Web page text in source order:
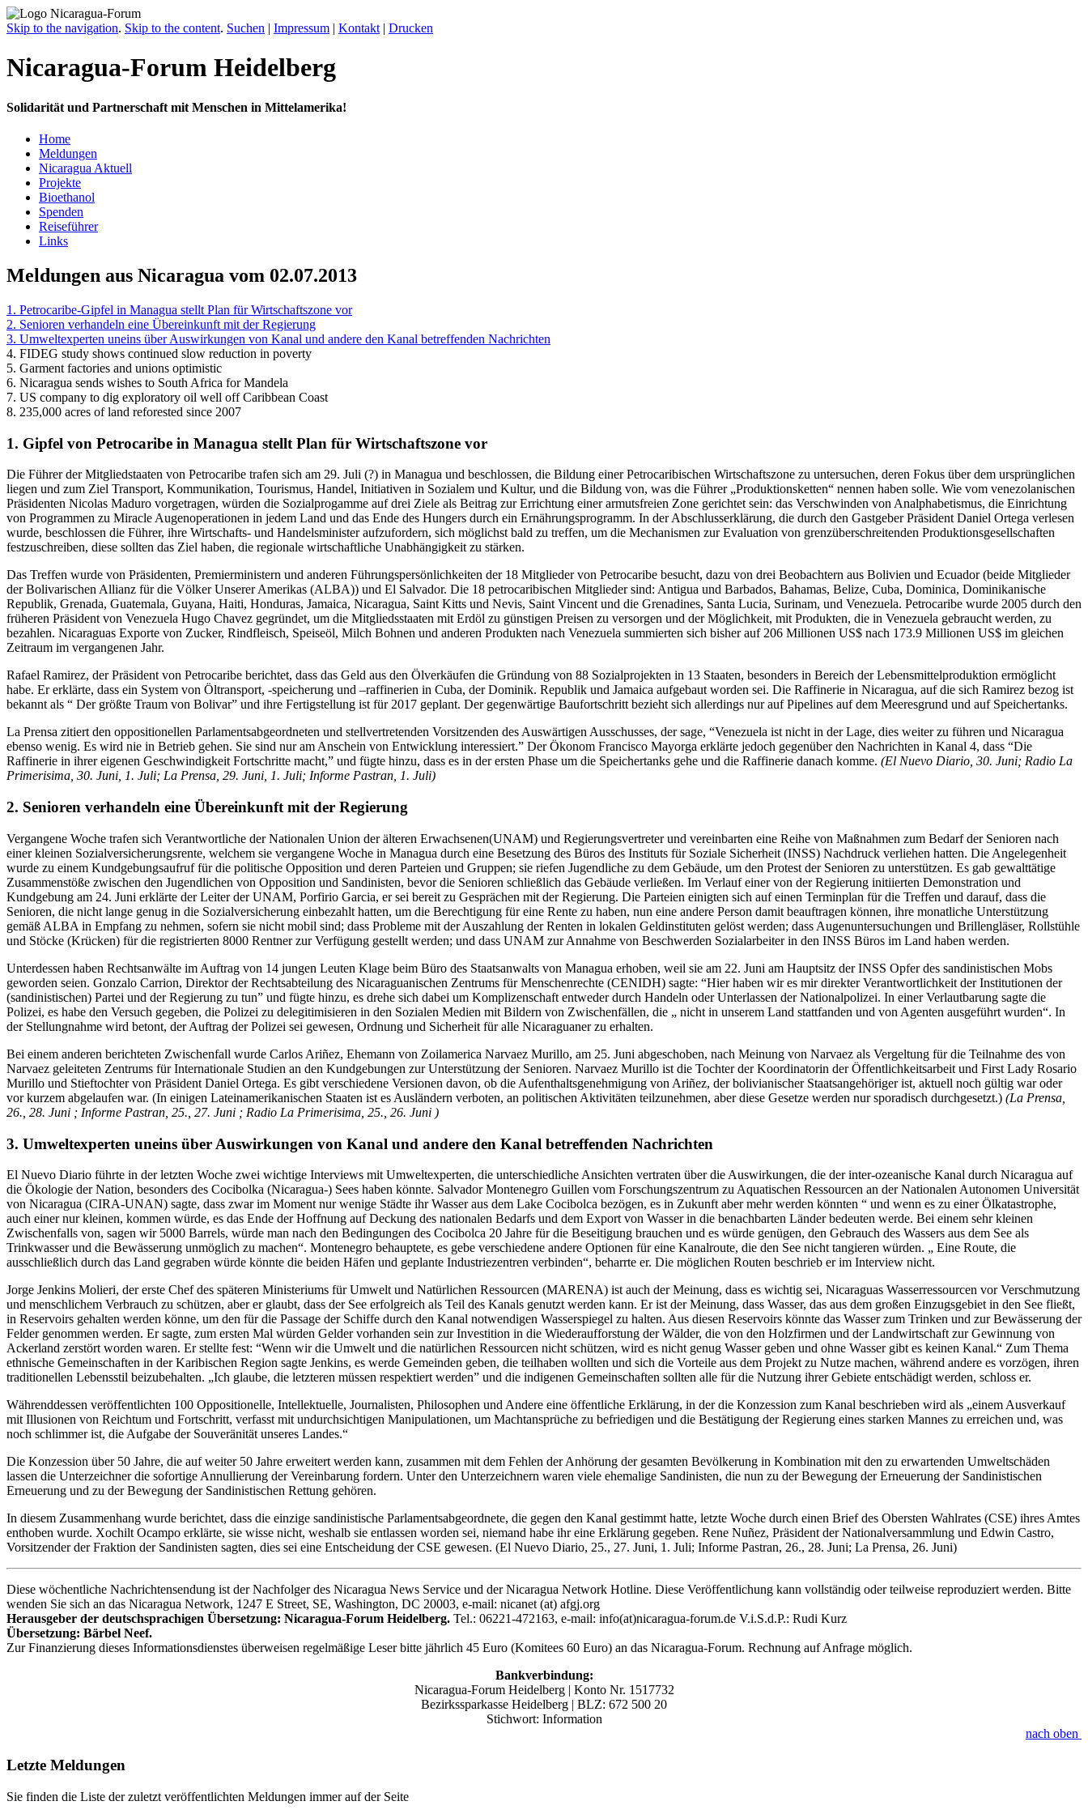
Skip to the navigation. Skip to the content. Suchen | Impressum | Kontakt | Drucken
Nicaragua-Forum Heidelberg
Solidarität und Partnerschaft mit Menschen in Mittelamerika!
Home
Meldungen
Nicaragua Aktuell
Projekte
Bioethanol
Spenden
Reiseführer
Links
Meldungen aus Nicaragua vom 02.07.2013
1. Petrocaribe-Gipfel in Managua stellt Plan für Wirtschaftszone vor
2. Senioren verhandeln eine Übereinkunft mit der Regierung
3. Umweltexperten uneins über Auswirkungen von Kanal und andere den Kanal betreffenden Nachrichten
4. FIDEG study shows continued slow reduction in poverty
5. Garment factories and unions optimistic
6. Nicaragua sends wishes to South Africa for Mandela
7. US company to dig exploratory oil well off Caribbean Coast
8. 235,000 acres of land reforested since 2007
1. Gipfel von Petrocaribe in Managua stellt Plan für Wirtschaftszone vor
Die Führer der Mitgliedstaaten von Petrocaribe trafen sich am 29. Juli (?) in Managua und beschlossen, die Bildung einer Petrocaribischen Wirtschaftszone zu untersuchen, deren Fokus über dem ursprünglichen
liegen und zum Ziel Transport, Kommunikation, Tourismus, Handel, Initiativen in Sozialem und Kultur, und die Bildung von, was die Führer „Produktionsketten“ nennen haben solle. Wie vom venezolanischen
Präsidenten Nicolas Maduro vorgetragen, würden die Sozialprogamme auf drei Ziele als Beitrag zur Errichtung einer armutsfreien Zone gerichtet sein: das Verschwinden von Analphabetismus, die Einrichtung
von Programmen zu Miracle Augenoperationen in jedem Land und das Ende des Hungers durch ein Ernährungsprogramm. In der Abschlusserklärung, die durch den Gastgeber Präsident Daniel Ortega verlesen
wurde, beschlossen die Führer, ihre Wirtschafts- und Handelsminister aufzufordern, sich möglichst bald zu treffen, um die Mechanismen zur Evaluation von grenzüberschreitenden Produktionsgesellschaften
festzuschreiben, diese sollten das Ziel haben, die regionale wirtschaftliche Unabhängigkeit zu stärken.
Das Treffen wurde von Präsidenten, Premierministern und anderen Führungspersönlichkeiten der 18 Mitglieder von Petrocaribe besucht, dazu von drei Beobachtern aus Bolivien und Ecuador (beide Mitglieder
der Bolivarischen Allianz für die Völker Unserer Amerikas (ALBA)) und El Salvador. Die 18 petrocaribischen Mitglieder sind: Antigua und Barbados, Bahamas, Belize, Cuba, Dominica, Dominikanische
Republik, Grenada, Guatemala, Guyana, Haiti, Honduras, Jamaica, Nicaragua, Saint Kitts und Nevis, Saint Vincent und die Grenadines, Santa Lucia, Surinam, und Venezuela. Petrocaribe wurde 2005 durch den
früheren Präsident von Venezuela Hugo Chavez gegründet, um die Mitgliedsstaaten mit Erdöl zu günstigen Preisen zu versorgen und der Möglichkeit, mit Produkten, die in Venezuela gebraucht werden, zu
bezahlen. Nicaraguas Exporte von Zucker, Rindfleisch, Speiseöl, Milch Bohnen und anderen Produkten nach Venezuela summierten sich bisher auf 206 Millionen US$ nach 173.9 Millionen US$ im gleichen
Zeitraum im vergangenen Jahr.
Rafael Ramirez, der Präsident von Petrocaribe berichtet, dass das Geld aus den Ölverkäufen die Gründung von 88 Sozialprojekten in 13 Staaten, besonders in Bereich der Lebensmittelproduktion ermöglicht
habe. Er erklärte, dass ein System von Öltransport, -speicherung und –raffinerien in Cuba, der Dominik. Republik und Jamaica aufgebaut worden sei. Die Raffinerie in Nicaragua, auf die sich Ramirez bezog ist
bekannt als “ Der größte Traum von Bolivar” und ihre Fertigstellung ist für 2017 geplant. Der gegenwärtige Baufortschritt bezieht sich allerdings nur auf Pipelines auf dem Meeresgrund und auf Speichertanks.
La Prensa zitiert den oppositionellen Parlamentsabgeordneten und stellvertretenden Vorsitzenden des Auswärtigen Ausschusses, der sage, “Venezuela ist nicht in der Lage, dies weiter zu führen und Nicaragua
ebenso wenig. Es wird nie in Betrieb gehen. Sie sind nur am Anschein von Entwicklung interessiert.” Der Ökonom Francisco Mayorga erklärte jedoch gegenüber den Nachrichten in Kanal 4, dass “Die
Raffinerie in ihrer eigenen Geschwindigkeit Fortschritte macht,” und fügte hinzu, dass es in der ersten Phase um die Speichertanks gehe und die Raffinerie danach komme. (El Nuevo Diario, 30. Juni; Radio La
Primerisima, 30. Juni, 1. Juli; La Prensa, 29. Juni, 1. Juli; Informe Pastran, 1. Juli)
2. Senioren verhandeln eine Übereinkunft mit der Regierung
Vergangene Woche trafen sich Verantwortliche der Nationalen Union der älteren Erwachsenen(UNAM) und Regierungsvertreter und vereinbarten eine Reihe von Maßnahmen zum Bedarf der Senioren nach
einer kleinen Sozialversicherungsrente, welchem sie vergangene Woche in Managua durch eine Besetzung des Büros des Instituts für Soziale Sicherheit (INSS) Nachdruck verliehen hatten. Die Angelegenheit
wurde zu einem Kundgebungsaufruf für die politische Opposition und deren Parteien und Gruppen; sie riefen Jugendliche zu dem Gebäude, um den Protest der Senioren zu unterstützen. Es gab gewalttätige
Zusammenstöße zwischen den Jugendlichen von Opposition und Sandinisten, bevor die Senioren schließlich das Gebäude verließen. Im Verlauf einer von der Regierung initiierten Demonstration und
Kundgebung am 24. Juni erklärte der Leiter der UNAM, Porfirio Garcia, er sei bereit zu Gesprächen mit der Regierung. Die Parteien einigten sich auf einen Terminplan für die Treffen und darauf, dass die
Senioren, die nicht lange genug in die Sozialversicherung einbezahlt hatten, um die Berechtigung für eine Rente zu haben, nun eine andere Person damit beauftragen können, ihre monatliche Unterstützung
gemäß ALBA in Empfang zu nehmen, sofern sie nicht mobil sind; dass Probleme mit der Auszahlung der Renten in lokalen Geldinstituten gelöst werden; dass Augenuntersuchungen und Brillengläser, Rollstühle
und Stöcke (Krücken) für die registrierten 8000 Rentner zur Verfügung gestellt werden; und dass UNAM zur Annahme von Beschwerden Sozialarbeiter in den INSS Büros im Land haben werden.
Unterdessen haben Rechtsanwälte im Auftrag von 14 jungen Leuten Klage beim Büro des Staatsanwalts von Managua erhoben, weil sie am 22. Juni am Hauptsitz der INSS Opfer des sandinistischen Mobs
geworden seien. Gonzalo Carrion, Direktor der Rechtsabteilung des Nicaraguanischen Zentrums für Menschenrechte (CENIDH) sagte: “Hier haben wir es mir direkter Verantwortlichkeit der Institutionen der
(sandinistischen) Partei und der Regierung zu tun” und fügte hinzu, es drehe sich dabei um Komplizenschaft entweder durch Handeln oder Unterlassen der Nationalpolizei. In einer Verlautbarung sagte die
Polizei, es habe den Versuch gegeben, die Polizei zu delegitimisieren in den Sozialen Medien mit Bildern von Zwischenfällen, die „ nicht in unserem Land stattfanden und von Agenten ausgeführt wurden“. In
der Stellungnahme wird betont, der Auftrag der Polizei sei gewesen, Ordnung und Sicherheit für alle Nicaraguaner zu erhalten.
Bei einem anderen berichteten Zwischenfall wurde Carlos Ariñez, Ehemann von Zoilamerica Narvaez Murillo, am 25. Juni abgeschoben, nach Meinung von Narvaez als Vergeltung für die Teilnahme des von
Narvaez geleiteten Zentrums für Internationale Studien an den Kundgebungen zur Unterstützung der Senioren. Narvaez Murillo ist die Tochter der Koordinatorin der Öffentlichkeitsarbeit und First Lady Rosario
Murillo und Stieftochter von Präsident Daniel Ortega. Es gibt verschiedene Versionen davon, ob die Aufenthaltsgenehmigung von Ariñez, der bolivianischer Staatsangehöriger ist, aktuell noch gültig war oder
vor kurzem abgelaufen war. (In einigen Lateinamerikanischen Staaten ist es Ausländern verboten, an politischen Aktivitäten teilzunehmen, aber diese Gesetze werden nur sporadisch durchgesetzt.) (La Prensa,
26., 28. Juni ; Informe Pastran, 25., 27. Juni ; Radio La Primerisima, 25., 26. Juni )
3. Umweltexperten uneins über Auswirkungen von Kanal und andere den Kanal betreffenden Nachrichten
El Nuevo Diario führte in der letzten Woche zwei wichtige Interviews mit Umweltexperten, die unterschiedliche Ansichten vertraten über die Auswirkungen, die der inter-ozeanische Kanal durch Nicaragua auf
die Ökologie der Nation, besonders des Cocibolka (Nicaragua-) Sees haben könnte. Salvador Montenegro Guillen vom Forschungszentrum zu Aquatischen Ressourcen an der Nationalen Autonomen Universität
von Nicaragua (CIRA-UNAN) sagte, dass zwar im Moment nur wenige Städte ihr Wasser aus dem Lake Cocibolca bezögen, es in Zukunft aber mehr werden könnten “ und wenn es zu einer Ölkatastrophe,
auch einer nur kleinen, kommen würde, es das Ende der Hoffnung auf Deckung des nationalen Bedarfs und dem Export von Wasser in die benachbarten Länder bedeuten werde. Bei einem sehr kleinen
Zwischenfalls von, sagen wir 5000 Barrels, würde man nach den Bedingungen des Cocibolca 20 Jahre für die Beseitigung brauchen und es würde genügen, den Gebrauch des Wassers aus dem See als
Trinkwasser und die Bewässerung unmöglich zu machen“. Montenegro behauptete, es gebe verschiedene andere Optionen für eine Kanalroute, die den See nicht tangieren würden. „ Eine Route, die
ausschließlich durch das Land gegraben würde könnte die beiden Häfen und geplante Industriezentren verbinden“, beharrte er. Die möglichen Routen beschrieb er im Interview nicht.
Jorge Jenkins Molieri, der erste Chef des späteren Ministeriums für Umwelt und Natürlichen Ressourcen (MARENA) ist auch der Meinung, dass es wichtig sei, Nicaraguas Wasserressourcen vor Verschmutzung
und menschlichem Verbrauch zu schützen, aber er glaubt, dass der See erfolgreich als Teil des Kanals genutzt werden kann. Er ist der Meinung, dass Wasser, das aus dem großen Einzugsgebiet in den See fließt,
in Reservoirs gehalten werden könne, um den für die Passage der Schiffe durch den Kanal notwendigen Wasserspiegel zu halten. Aus diesen Reservoirs könnte das Wasser zum Trinken und zur Bewässerung der
Felder genommen werden. Er sagte, zum ersten Mal würden Gelder vorhanden sein zur Investition in die Wiederaufforstung der Wälder, die von den Holzfirmen und der Landwirtschaft zur Gewinnung von
Ackerland zerstört worden waren. Er stellte fest: “Wenn wir die Umwelt und die natürlichen Ressourcen nicht schützen, wird es nicht genug Wasser geben und ohne Wasser gibt es keinen Kanal.“ Zum Thema
ethnische Gemeinschaften in der Karibischen Region sagte Jenkins, es werde Gemeinden geben, die teilhaben wollten und sich die Vorteile aus dem Projekt zu Nutze machen, während andere es vorzögen, ihren
traditionellen Lebensstil beizubehalten. „Ich glaube, die letzteren müssen respektiert werden” und die indigenen Gemeinschaften sollten alle für die Nutzung ihrer Gebiete entschädigt werden, schloss er.
Währenddessen veröffentlichten 100 Oppositionelle, Intellektuelle, Journalisten, Philosophen und Andere eine öffentliche Erklärung, in der die Konzession zum Kanal beschrieben wird als „einem Ausverkauf
mit Illusionen von Reichtum und Fortschritt, verfasst mit undurchsichtigen Manipulationen, um Machtansprüche zu befriedigen und die Bestätigung der Regierung eines starken Mannes zu erreichen und, was
noch schlimmer ist, die Aufgabe der Souveränität unseres Landes.“
Die Konzession über 50 Jahre, die auf weiter 50 Jahre erweitert werden kann, zusammen mit dem Fehlen der Anhörung der gesamten Bevölkerung in Kombination mit den zu erwartenden Umweltschäden
lassen die Unterzeichner die sofortige Annullierung der Vereinbarung fordern. Unter den Unterzeichnern waren viele ehemalige Sandinisten, die nun zu der Bewegung der Erneuerung der Sandinistischen
Erneuerung und zu der Bewegung der Sandinistischen Rettung gehören.
In diesem Zusammenhang wurde berichtet, dass die einzige sandinistische Parlamentsabgeordnete, die gegen den Kanal gestimmt hatte, letzte Woche durch einen Brief des Obersten Wahlrates (CSE) ihres Amtes
enthoben wurde. Xochilt Ocampo erklärte, sie wisse nicht, weshalb sie entlassen worden sei, niemand habe ihr eine Erklärung gegeben. Rene Nuñez, Präsident der Nationalversammlung und Edwin Castro,
Vorsitzender der Fraktion der Sandinisten sagten, dies sei eine Entscheidung der CSE gewesen. (El Nuevo Diario, 25., 27. Juni, 1. Juli; Informe Pastran, 26., 28. Juni; La Prensa, 26. Juni)
Diese wöchentliche Nachrichtensendung ist der Nachfolger des Nicaragua News Service und der Nicaragua Network Hotline. Diese Veröffentlichung kann vollständig oder teilweise reproduziert werden. Bitte
wenden Sie sich an das Nicaragua Network, 1247 E Street, SE, Washington, DC 20003, e-mail: nicanet (at) afgj.org
Herausgeber der deutschsprachigen Übersetzung: Nicaragua-Forum Heidelberg. Tel.: 06221-472163, e-mail: info(at)nicaragua-forum.de V.i.S.d.P.: Rudi Kurz
Übersetzung: Bärbel Neef.
Zur Finanzierung dieses Informationsdienstes überweisen regelmäßige Leser bitte jährlich 45 Euro (Komitees 60 Euro) an das Nicaragua-Forum. Rechnung auf Anfrage möglich.
Bankverbindung:
Nicaragua-Forum Heidelberg | Konto Nr. 1517732
Bezirkssparkasse Heidelberg | BLZ: 672 500 20
Stichwort: Information
nach oben
Letzte Meldungen
Sie finden die Liste der zuletzt veröffentlichten Meldungen immer auf der Seite